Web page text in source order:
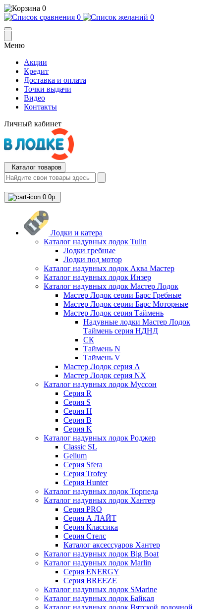
0
0
0
Меню
Акции
Кредит
Доставка и оплата
Точки выдачи
Видео
Контакты
Личный кабинет
Каталог товаров
0 0р.
Лодки и катера
Каталог надувных лодок Tulin
Лодки гребные
Лодки под мотор
Каталог надувных лодок Аква Мастер
Каталог надувных лодок Инзер
Каталог надувных лодок Мастер Лодок
Мастер Лодок серии Барс Гребные
Мастер Лодок серии Барс Моторные
Мастер Лодок серия Таймень
Надувные лодки Мастер Лодок
Таймень серия НДНД
СК
Таймень N
Таймень V
Мастер Лодок серия А
Мастер Лодок серия NX
Каталог надувных лодок Муссон
Серия R
Серия S
Серия H
Серия B
Серия K
Каталог надувных лодок Роджер
Classic SL
Gelium
Серия Sfera
Серия Trofey
Серия Hunter
Каталог надувных лодок Торпеда
Каталог надувных лодок Хантер
Серия PRO
Серия А ЛАЙТ
Серия Классика
Серия Стелс
Каталог аксессуаров Хантер
Каталог надувных лодок Big Boat
Каталог надувных лодок Marlin
Серия ENERGY
Серия BREEZE
Каталог надувных лодок SMarine
Каталог надувных лодок Байкал
Каталог надувных лодок Вятской лодочной